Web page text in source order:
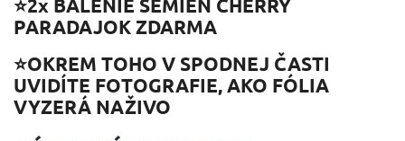
⭐️2x BALENIE SEMIEN CHERRY
PARADAJOK ZDARMA
⭐️OKREM TOHO V SPODNEJ ČASTI
UVIDÍTE FOTOGRAFIE, AKO FÓLIA
VYZERÁ NAŽIVO